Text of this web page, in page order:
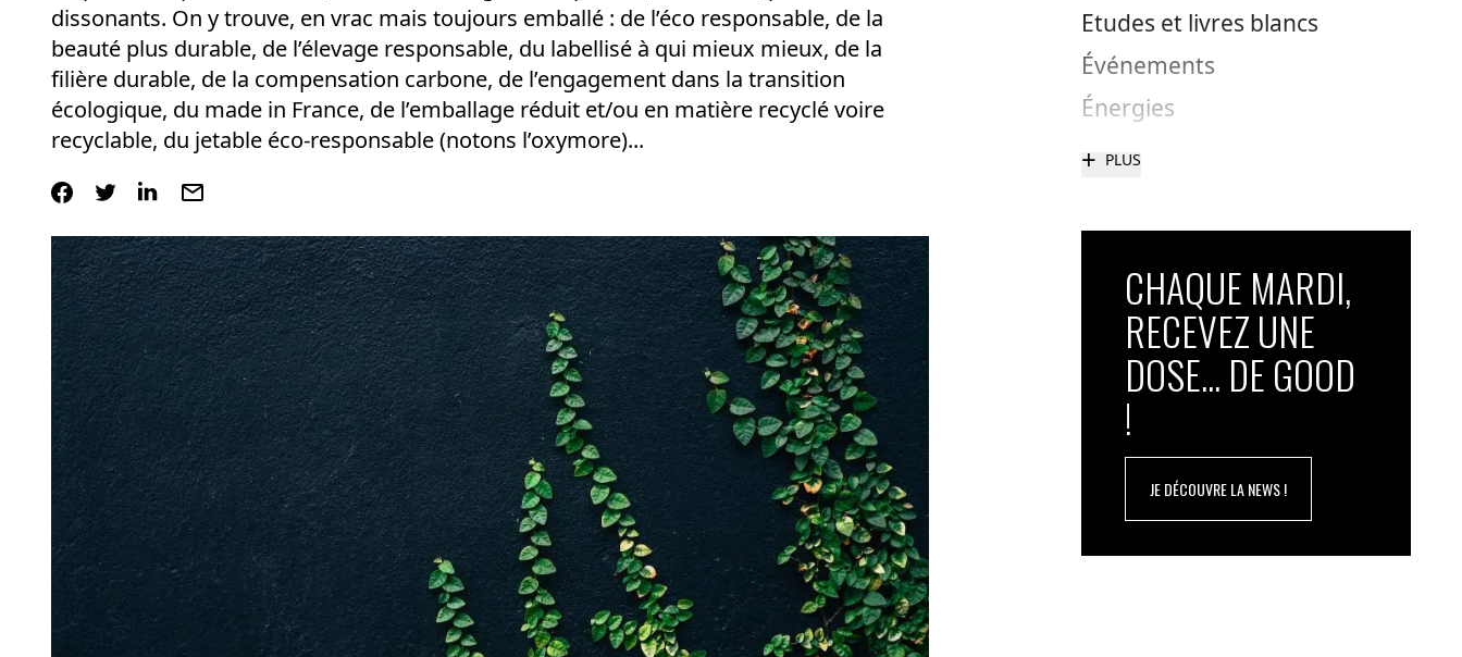
dissonants. On y trouve, en vrac mais toujours emballé : de l’éco responsable, de la
beauté plus durable, de l’élevage responsable, du labellisé à qui mieux mieux, de la
filière durable, de la compensation carbone, de l’engagement dans la transition
écologique, du made in France, de l’emballage réduit et/ou en matière recyclé voire
recyclable, du jetable éco-responsable (notons l’oxymore)...
Etudes et livres blancs
Événements
Énergies
+ PLUS
CHAQUE MARDI,
RECEVEZ UNE
DOSE... DE GOOD
!
JE DÉCOUVRE LA NEWS !